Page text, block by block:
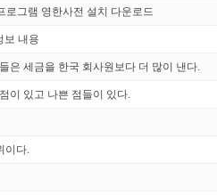
로그램 영한사전 설치 다운로드
보 내용
은 세금을 한국 회사원보다 더 많이 낸다.
이 있고 나쁜 점들이 있다.
이다.